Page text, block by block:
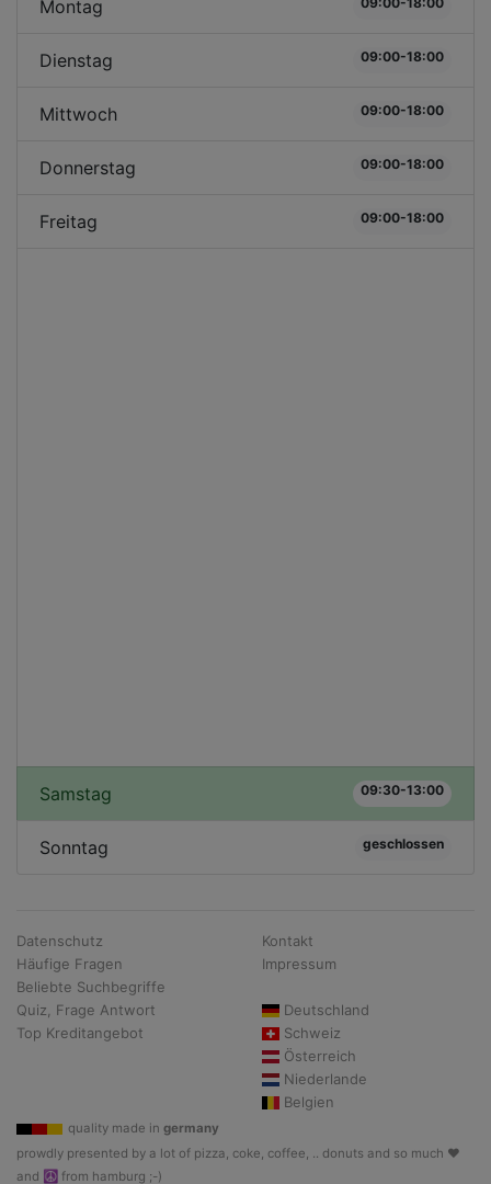
Montag
Dienstag 09:00-18:00
Mittwoch 09:00-18:00
Donnerstag 09:00-18:00
Freitag 09:00-18:00
Samstag 09:30-13:00
Sonntag geschlossen
Datenschutz
Häufige Fragen
Beliebte Suchbegriffe
Quiz, Frage Antwort
Top Kreditangebot
Kontakt
Impressum
Deutschland
Schweiz
Österreich
Niederlande
Belgien
quality made in germany
prowdly presented by a lot of pizza, coke, coffee, .. donuts and so much ♥
and ☮ from hamburg ;-)